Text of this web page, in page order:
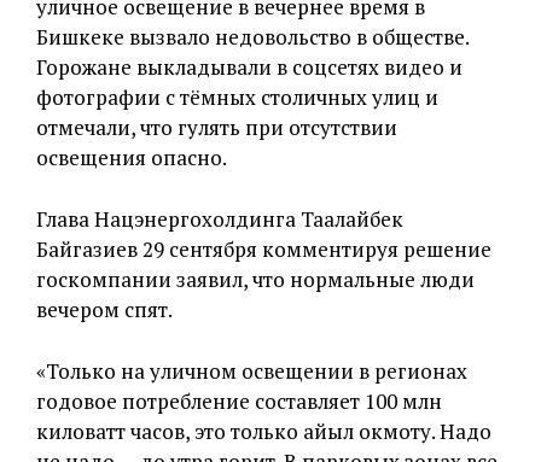
уличное освещение в вечернее время в
Бишкеке вызвало недовольство в обществе.
Горожане выкладывали в соцсетях видео и
фотографии с тёмных столичных улиц и
отмечали, что гулять при отсутствии
освещения опасно.
Глава Нацэнергохолдинга Таалайбек
Байгазиев 29 сентября комментируя решение
госкомпании заявил, что нормальные люди
вечером спят.
«Только на уличном освещении в регионах
годовое потребление составляет 100 млн
киловатт часов, это только айыл окмоту. Надо